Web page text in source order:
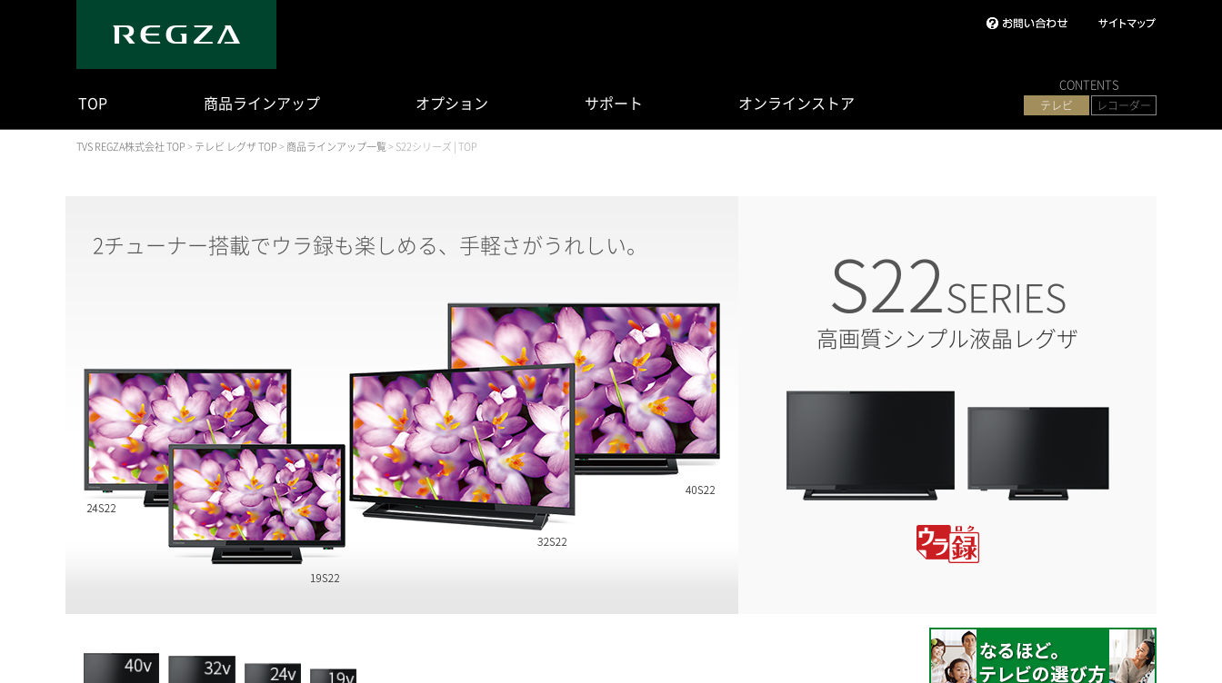
TOP 商品ラインアップ オプション サポート オンラインストア
CONTENTS
テレビ レコーダー
TVS REGZA株式会社 TOP>テレビ レグザ TOP>商品ラインアップ一覧>S22シリーズ | TOP
2チューナー搭載でウラ録も楽しめる、手軽さがうれしい。 S22SERIES
高画質シンプル液晶レグザ